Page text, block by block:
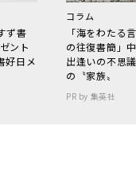
ず書
ント
好日メ
コラム
「海をわた
の往復書簡」
出逢いの不思
の〝家族〟
PR by 集英社